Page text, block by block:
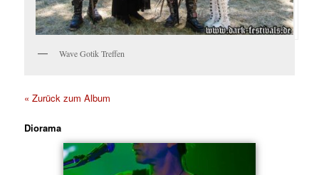
Wave Gotik Treffen
« Zurück zum Album
Diorama